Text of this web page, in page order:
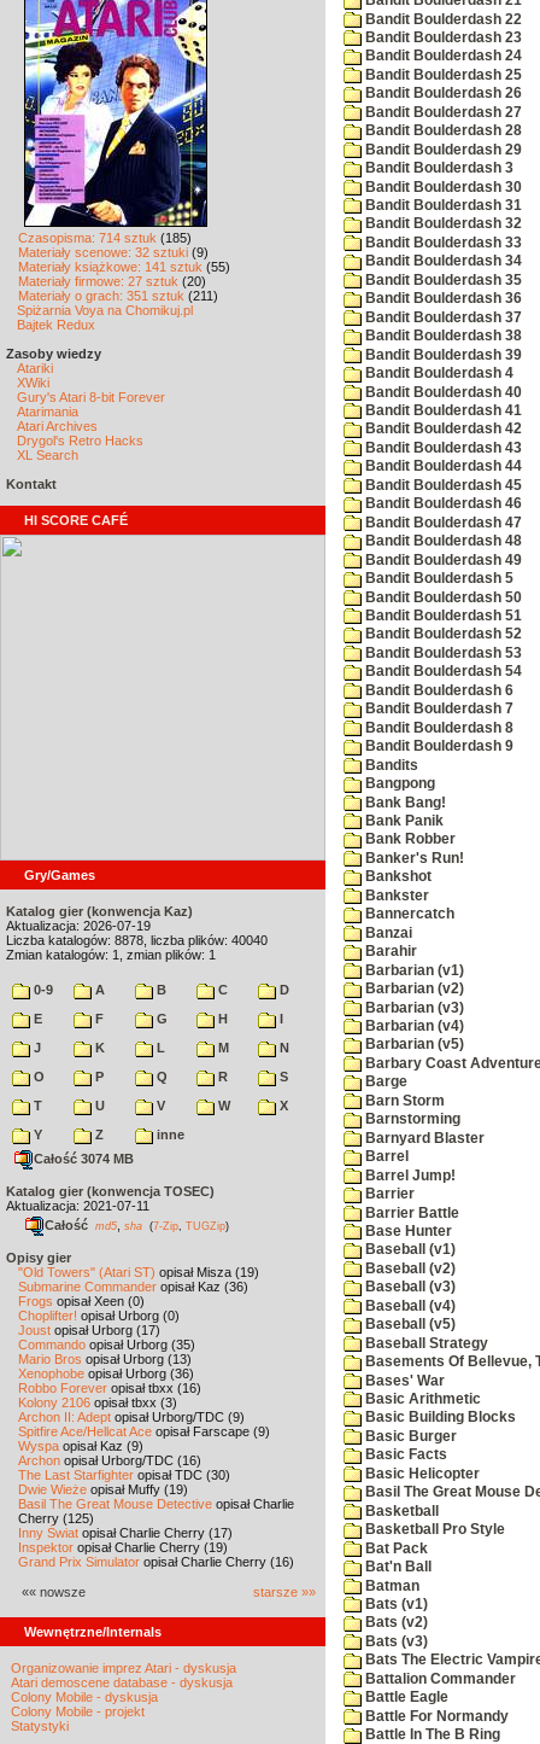
Czasopisma: 714 sztuk (185)
Materiały scenowe: 32 sztuki (9)
Materiały książkowe: 141 sztuk (55)
Materiały firmowe: 27 sztuk (20)
Materiały o grach: 351 sztuk (211)
Spiżarnia Voya na Chomikuj.pl
Bajtek Redux
Zasoby wiedzy
Atariki
XWiki
Gury's Atari 8-bit Forever
Atarimania
Atari Archives
Drygol's Retro Hacks
XL Search
Kontakt
HI SCORE CAFÉ
Gry/Games
Katalog gier (konwencja Kaz)
Aktualizacja: 2026-07-19
Liczba katalogów: 8878, liczba plików: 40040
Zmian katalogów: 1, zmian plików: 1
0-9 A B C
D
E
F G H
I
J
K L M
N
O
P Q R
S
T
U V W
X
Y
Z
inne
Całość 3074 MB
Katalog gier (konwencja TOSEC)
Aktualizacja: 2021-07-11
Całość md5 sha (7-Zip TUGZip)
Opisy gier
"Old Towers" (Atari ST) opisał Misza (19)
Submarine Commander opisał Kaz (36)
Frogs opisał Xeen (0)
Choplifter! opisał Urborg (0)
Joust opisał Urborg (17)
Commando opisał Urborg (35)
Mario Bros opisał Urborg (13)
Xenophobe opisał Urborg (36)
Robbo Forever opisał tbxx (16)
Kolony 2106 opisał tbxx (3)
Archon II: Adept opisał Urborg/TDC (9)
Spitfire Ace/Hellcat Ace opisał Farscape (9)
Wyspa opisał Kaz (9)
Archon opisał Urborg/TDC (16)
The Last Starfighter opisał TDC (30)
Dwie Wieże opisał Muffy (19)
Basil The Great Mouse Detective opisał Charlie
Cherry (125)
Inny Świat opisał Charlie Cherry (17)
Inspektor opisał Charlie Cherry (19)
Grand Prix Simulator opisał Charlie Cherry (16)
«« nowsze starsze »»
Wewnętrzne/Internals
Organizowanie imprez Atari - dyskusja
Atari demoscene database - dyskusja
Colony Mobile - dyskusja
Colony Mobile - projekt
Statystyki
Bandit Boulderdash 22
Bandit Boulderdash 23
Bandit Boulderdash 24
Bandit Boulderdash 25
Bandit Boulderdash 26
Bandit Boulderdash 27
Bandit Boulderdash 28
Bandit Boulderdash 29
Bandit Boulderdash 3
Bandit Boulderdash 30
Bandit Boulderdash 31
Bandit Boulderdash 32
Bandit Boulderdash 33
Bandit Boulderdash 34
Bandit Boulderdash 35
Bandit Boulderdash 36
Bandit Boulderdash 37
Bandit Boulderdash 38
Bandit Boulderdash 39
Bandit Boulderdash 4
Bandit Boulderdash 40
Bandit Boulderdash 41
Bandit Boulderdash 42
Bandit Boulderdash 43
Bandit Boulderdash 44
Bandit Boulderdash 45
Bandit Boulderdash 46
Bandit Boulderdash 47
Bandit Boulderdash 48
Bandit Boulderdash 49
Bandit Boulderdash 5
Bandit Boulderdash 50
Bandit Boulderdash 51
Bandit Boulderdash 52
Bandit Boulderdash 53
Bandit Boulderdash 54
Bandit Boulderdash 6
Bandit Boulderdash 7
Bandit Boulderdash 8
Bandit Boulderdash 9
Bandits
Bangpong
Bank Bang!
Bank Panik
Bank Robber
Banker's Run!
Bankshot
Bankster
Bannercatch
Banzai
Barahir
Barbarian (v1)
Barbarian (v2)
Barbarian (v3)
Barbarian (v4)
Barbarian (v5)
Barbary Coast
Barge
Barn Storm
Barnstorming
Barnyard Blaster
Barrel
Barrel Jump!
Barrier
Barrier Battle
Base Hunter
Baseball (v1)
Baseball (v2)
Baseball (v3)
Baseball (v4)
Baseball (v5)
Baseball Strategy
Basements Of Bellevue,
Bases' War
Basic Arithmetic
Basic Building Blocks
Basic Burger
Basic Facts
Basic Helicopter
Basil The Great Mouse
Basketball
Basketball Pro Style
Bat Pack
Bat'n Ball
Batman
Bats (v1)
Bats (v2)
Bats (v3)
Bats The Electric
Battalion Commander
Battle Eagle
Battle For Normandy
Battle In The B Ring